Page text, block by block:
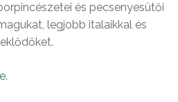
és pecsenyesütői
legjobb italaikkal és
.